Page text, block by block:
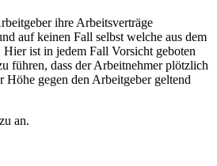
ihre Arbeitsverträge
auf keinen Fall selbst welche aus dem
Hier ist in jedem Fall Vorsicht geboten
führen, dass der Arbeitnehmer plötzlich
Höhe gegen den Arbeitgeber geltend
an.